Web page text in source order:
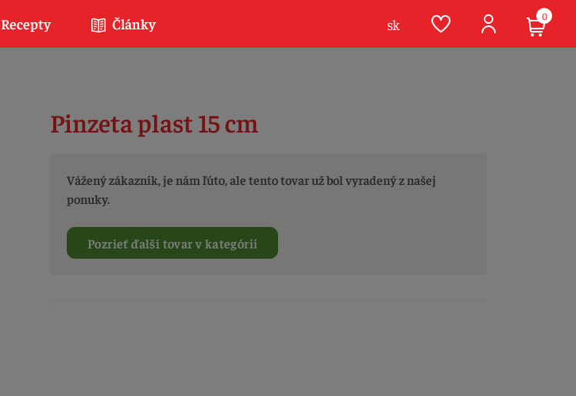
Pinzeta plast 15 cm
Vážený zákazník, je nám ľúto, ale tento tovar už bol vyradený z našej
ponuky.
Pozrieť ďalší tovar v kategórií
Recepty Články sk 0